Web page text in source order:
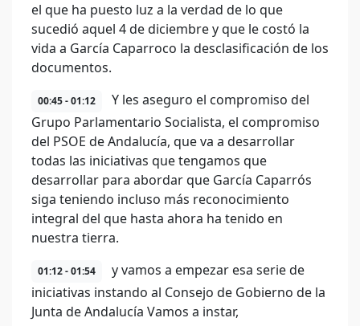
el que ha puesto luz a la verdad de lo que
sucedió aquel 4 de diciembre y que le costó la
vida a García Caparroco la desclasificación de los
documentos.
00:45 - 01:12
Y les aseguro el compromiso del
Grupo Parlamentario Socialista, el compromiso
del PSOE de Andalucía, que va a desarrollar
todas las iniciativas que tengamos que
desarrollar para abordar que García Caparrós
siga teniendo incluso más reconocimiento
integral del que hasta ahora ha tenido en
nuestra tierra.
01:12 - 01:54
y vamos a empezar esa serie de
iniciativas instando al Consejo de Gobierno de la
Junta de Andalucía Vamos a instar,